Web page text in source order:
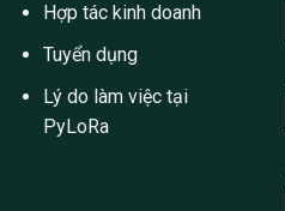
Hợp tác kinh doanh
Tuyển dụng
Lý do làm việc tại
PyLoRa